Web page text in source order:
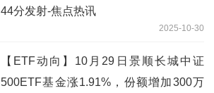
44分发射-焦点热讯
2025-10-30
【ETF动向】10月29日景顺长城中证
500ETF基金涨1.91%，份额增加300万